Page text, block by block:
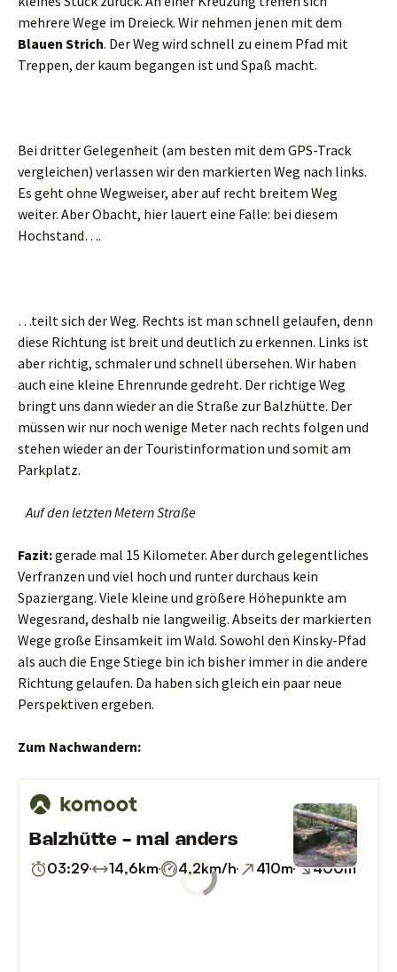
mehrere Wege im Dreieck. Wir nehmen jenen mit dem
Blauen Strich. Der Weg wird schnell zu einem Pfad mit
Treppen, der kaum begangen ist und Spaß macht.
Bei dritter Gelegenheit (am besten mit dem GPS-Track
vergleichen) verlassen wir den markierten Weg nach links.
Es geht ohne Wegweiser, aber auf recht breitem Weg
weiter. Aber Obacht, hier lauert eine Falle: bei diesem
Hochstand….
…teilt sich der Weg. Rechts ist man schnell gelaufen, denn
diese Richtung ist breit und deutlich zu erkennen. Links ist
aber richtig, schmaler und schnell übersehen. Wir haben
auch eine kleine Ehrenrunde gedreht. Der richtige Weg
bringt uns dann wieder an die Straße zur Balzhütte. Der
müssen wir nur noch wenige Meter nach rechts folgen und
stehen wieder an der Touristinformation und somit am
Parkplatz.
Auf den letzten Metern Straße
Fazit:gerade mal 15 Kilometer. Aber durch gelegentliches
Verfranzen und viel hoch und runter durchaus kein
Spaziergang. Viele kleine und größere Höhepunkte am
Wegesrand, deshalb nie langweilig. Abseits der markierten
Wege große Einsamkeit im Wald. Sowohl den Kinsky-Pfad
als auch die Enge Stiege bin ich bisher immer in die andere
Richtung gelaufen. Da haben sich gleich ein paar neue
Perspektiven ergeben.
Zum Nachwandern: